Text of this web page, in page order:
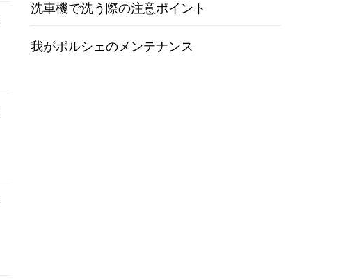
洗車機で洗う際の注意ポイント
我がポルシェのメンテナンス